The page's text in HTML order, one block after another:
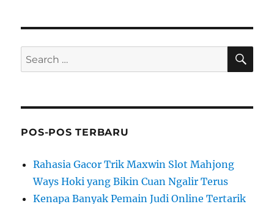
Search
for:
POS-POS TERBARU
Rahasia Gacor Trik Maxwin Slot Mahjong
Ways Hoki yang Bikin Cuan Ngalir Terus
Kenapa Banyak Pemain Judi Online Tertarik